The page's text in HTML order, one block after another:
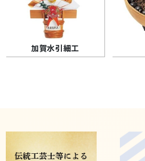
加賀水引細工